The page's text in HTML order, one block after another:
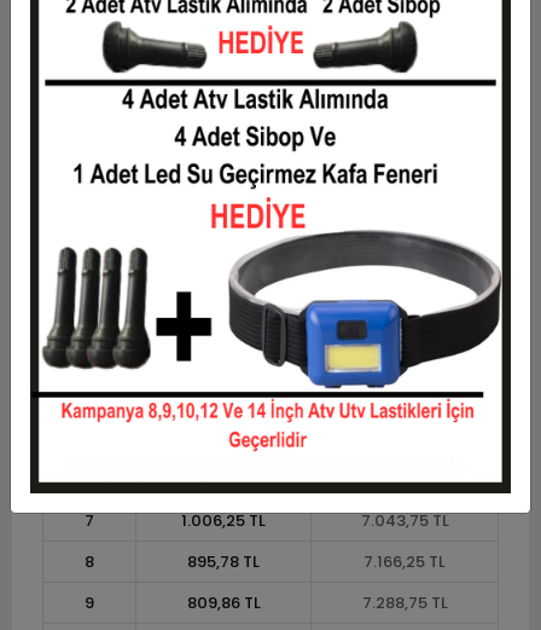
741,13 TL
7.411,25 TL
679,32 TL
7.472,50 TL
632,92 TL 7.595,00 TL
Taksit Tutarı
Toplam Tutar
1
6.125,00 TL
6.125,00 TL
2
3.062,50 TL
6.125,00 TL
3
2.184,58 TL
6.553,75 TL
4
1.669,06 TL
6.676,25 TL
1.359,75 TL
6
1.153,54 TL
6.921,25 TL
7
1.006,25 TL
7.043,75 TL
8
895,78 TL
7.166,25 TL
9
809,86 TL
7.288,75 TL